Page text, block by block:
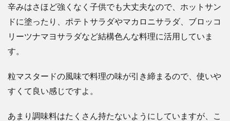
辛みはさほど強くなく子供でも大丈夫なので、ホットサン
ドに塗ったり、ポテトサラダやマカロニサラダ、ブロッコ
リーツナマヨサラダなど結構色んな料理に活用していま
す。
粒マスタードの風味で料理の味が引き締まるので、使いや
すくて良い感じですよ。
あまり調味料はたくさん持たないようにしていますが、こ